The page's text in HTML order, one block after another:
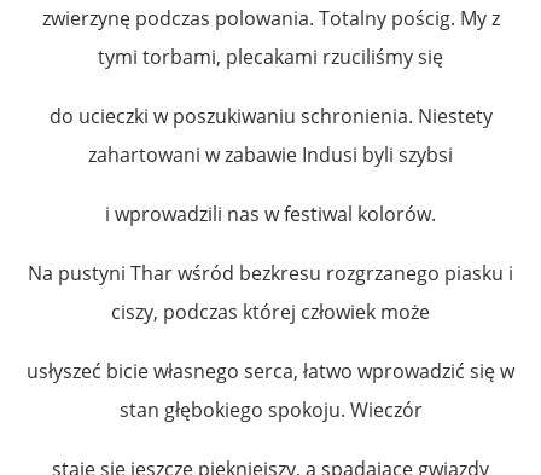
zwierzynę podczas polowania. Totalny pościg. My z
tymi torbami, plecakami rzuciliśmy się
do ucieczki w poszukiwaniu schronienia. Niestety
zahartowani w zabawie Indusi byli szybsi
i wprowadzili nas w festiwal kolorów.
Na pustyni Thar wśród bezkresu rozgrzanego piasku i
ciszy, podczas której człowiek może
usłyszeć bicie własnego serca, łatwo wprowadzić się w
stan głębokiego spokoju. Wieczór
staje się jeszcze piękniejszy, a spadające gwiazdy